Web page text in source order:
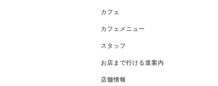
カフェ
カフェメニュー
スタッフ
お店まで行ける道案内
店舗情報